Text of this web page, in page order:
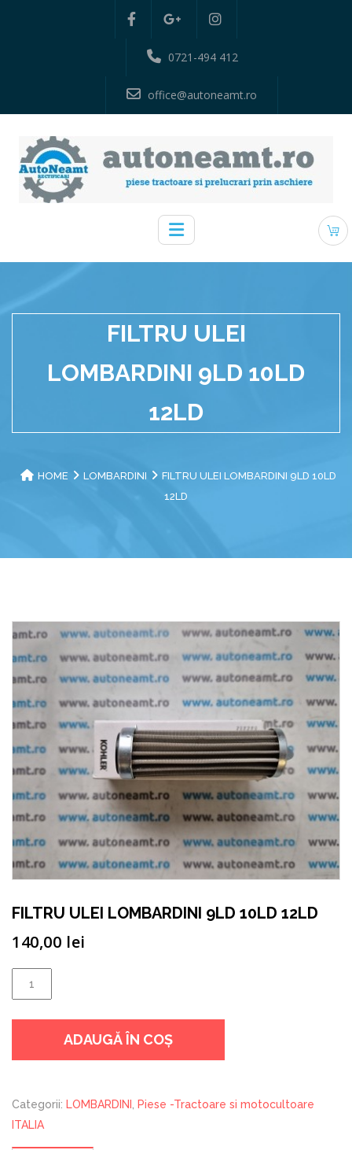
0721-494 412
office@autoneamt.ro
FILTRU ULEI
LOMBARDINI 9LD 10LD
12LD
HOME LOMBARDINI
FILTRU ULEI LOMBARDINI 9LD 10LD
12LD
FILTRU ULEI LOMBARDINI 9LD 10LD 12LD
140,00 lei
FILTRU
ULEI
LOMBARDINI
9LD
12LD
ADAUGĂ ÎN COȘ
Categorii: LOMBARDINI Piese -Tractoare si motocultoare
ITALIA